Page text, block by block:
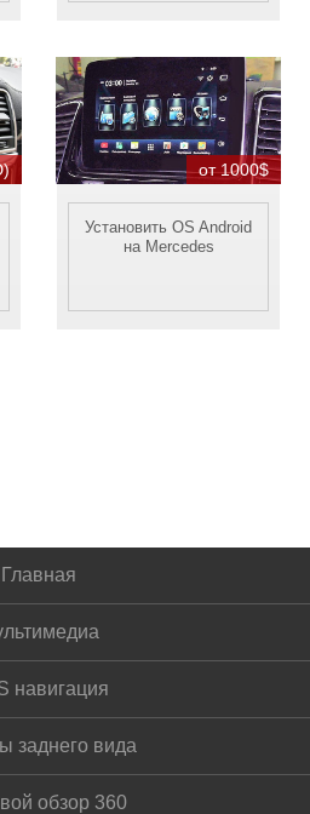
от 1000$
Установить OS Android
на Mercedes
Главная
навигация
заднего вида
обзор 360